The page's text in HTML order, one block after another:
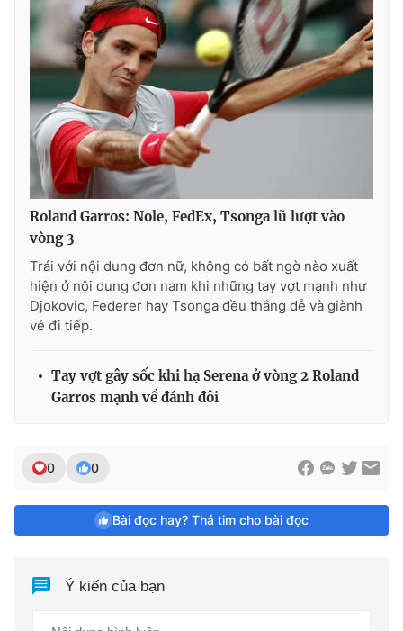
Roland Garros: Nole, FedEx, Tsonga lũ lượt vào
vòng 3
Trái với nội dung đơn nữ, không có bất ngờ nào xuất
hiện ở nội dung đơn nam khi những tay vợt mạnh như
Djokovic, Federer hay Tsonga đều thắng dễ và giành
vé đi tiếp.
Tay vợt gây sốc khi hạ Serena ở vòng 2 Roland
Garros mạnh về đánh đôi
0 0
Bài đọc hay? Thả tim cho bài đọc
Ý kiến của bạn